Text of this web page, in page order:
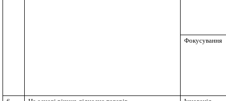
Фокусування